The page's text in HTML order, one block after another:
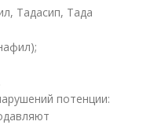
Тадасип, Тада
потенции: